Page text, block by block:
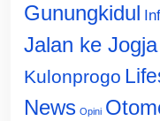
Gunungkidul
Jalan ke Jogja
Kulonprogo
News Opini